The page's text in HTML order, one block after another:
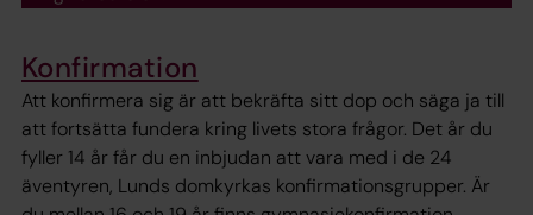
Konfirmation
Att konfirmera sig är att bekräfta sitt dop och säga ja till
att fortsätta fundera kring livets stora frågor. Det år du
fyller 14 år får du en inbjudan att vara med i de 24
äventyren, Lunds domkyrkas konfirmationsgrupper. Är